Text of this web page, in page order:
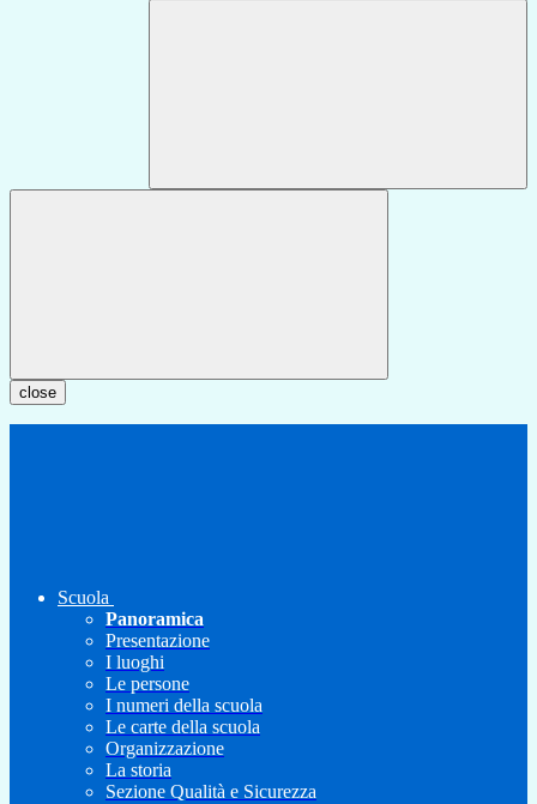
close
Scuola
Panoramica
Presentazione
I luoghi
Le persone
I numeri della scuola
Le carte della scuola
Organizzazione
La storia
Sezione Qualità e Sicurezza